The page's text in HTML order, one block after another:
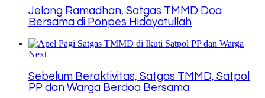
Jelang Ramadhan, Satgas TMMD Doa
Bersama di Ponpes Hidayatullah
Next
Sebelum Beraktivitas, Satgas TMMD, Satpol
PP dan Warga Berdoa Bersama